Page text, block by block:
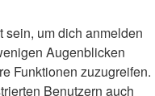
sein, um dich anmelden
Augenblicken
Funktionen zuzugreifen.
Benutzern auch